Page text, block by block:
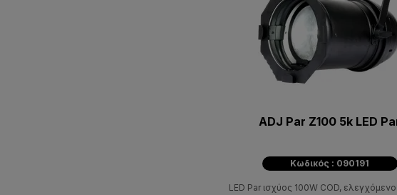
ADJ Par Z100 5k LED
Κωδικός : 090191
LED Par ισχύος 100W COD,